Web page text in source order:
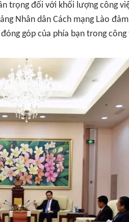
trọng đối với khối lượng công
Nhân dân Cách mạng Lào
góp của phía bạn trong công